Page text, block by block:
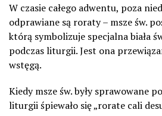
W czasie całego adwentu, poza
odprawiane są roraty – msze św.
którą symbolizuje specjalna biała
podczas liturgii. Jest ona
wstęgą.
Kiedy msze św. były sprawowane
liturgii śpiewało się „rorate cali